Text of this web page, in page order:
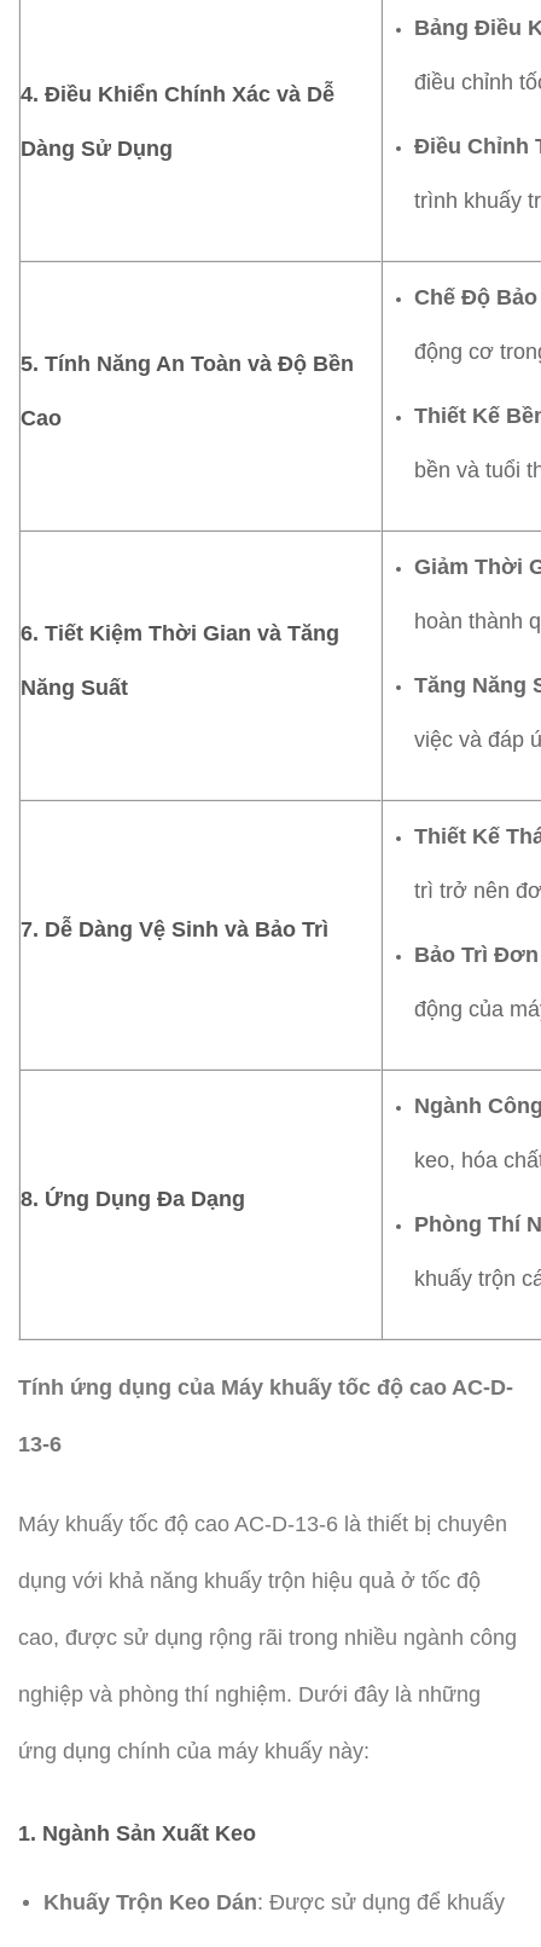
4. Điều Khiển Chính Xác và Dễ
Dàng Sử Dụng
Bảng Điều
điều chỉnh
Điều Chỉnh
trình khuấy
5. Tính Năng An Toàn và Độ Bền
Cao
Chế Độ Bảo
động cơ
Thiết Kế
bền và tuổi
6. Tiết Kiệm Thời Gian và Tăng
Năng Suất
Giảm Thời
hoàn thành
Tăng Năng
việc và đáp
7. Dễ Dàng Vệ Sinh và Bảo Trì
Thiết Kế
trì trở nên
Bảo Trì
động của
8. Ứng Dụng Đa Dạng
Ngành
keo, hóa
Phòng Thí
khuấy trộn
Tính ứng dụng của Máy khuấy tốc độ cao AC-D-
13-6
Máy khuấy tốc độ cao AC-D-13-6 là thiết bị chuyên
dụng với khả năng khuấy trộn hiệu quả ở tốc độ
cao, được sử dụng rộng rãi trong nhiều ngành công
nghiệp và phòng thí nghiệm. Dưới đây là những
ứng dụng chính của máy khuấy này:
1. Ngành Sản Xuất Keo
Khuấy Trộn Keo Dán: Được sử dụng để khuấy